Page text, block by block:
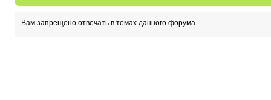
Вам запрещено отвечать в темах данного форума.